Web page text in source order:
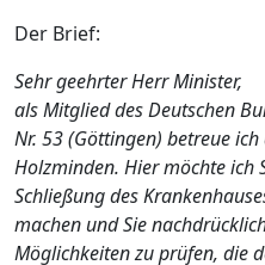
Der Brief:
Sehr geehrter Herr Minister,
als Mitglied des Deutschen
Nr. 53 (Göttingen) betreue
Holzminden. Hier möchte ich
Schließung des
machen und Sie
Möglichkeiten zu prüfen, die